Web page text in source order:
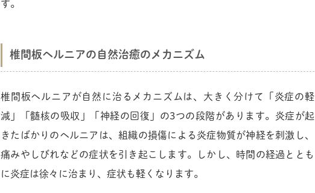
す。
椎間板ヘルニアの自然治癒のメカニズム
椎間板ヘルニアが自然に治るメカニズムは、大きく分けて「炎症の軽
減」「髄核の吸収」「神経の回復」の3つの段階があります。炎症が起
きたばかりのヘルニアは、組織の損傷による炎症物質が神経を刺激し、
痛みやしびれなどの症状を引き起こします。しかし、時間の経過ととも
に炎症は徐々に治まり、症状も軽くなります。